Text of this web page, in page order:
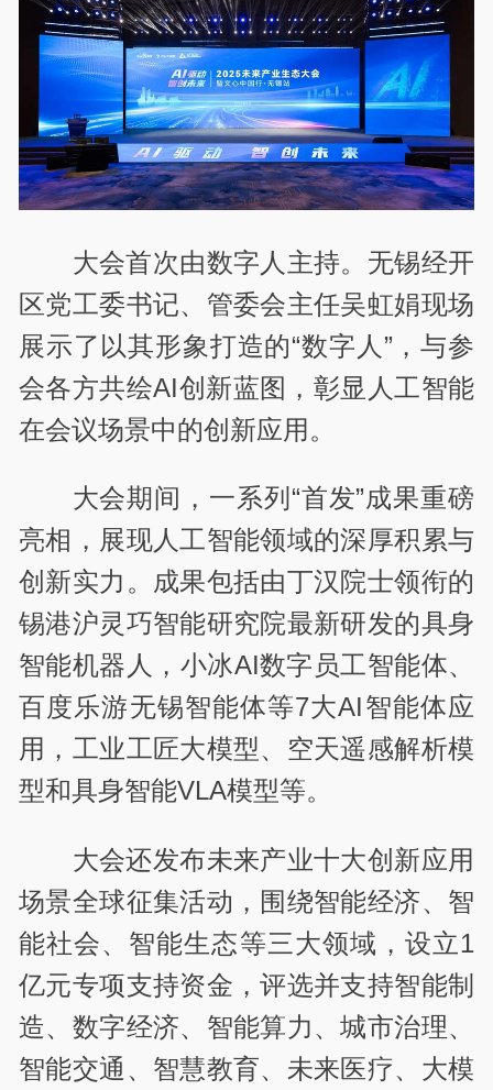
大会首次由数字人主持。无锡经开
区党工委书记、管委会主任吴虹娟现场
展示了以其形象打造的“数字人”，与参
会各方共绘AI创新蓝图，彰显人工智能
在会议场景中的创新应用。
大会期间，一系列“首发”成果重磅
亮相，展现人工智能领域的深厚积累与
创新实力。成果包括由丁汉院士领衔的
锡港沪灵巧智能研究院最新研发的具身
智能机器人，小冰AI数字员工智能体、
百度乐游无锡智能体等7大AI智能体应
用，工业工匠大模型、空天遥感解析模
型和具身智能VLA模型等。
大会还发布未来产业十大创新应用
场景全球征集活动，围绕智能经济、智
能社会、智能生态等三大领域，设立1
亿元专项支持资金，评选并支持智能制
造、数字经济、智能算力、城市治理、
智能交通、智慧教育、未来医疗、大模